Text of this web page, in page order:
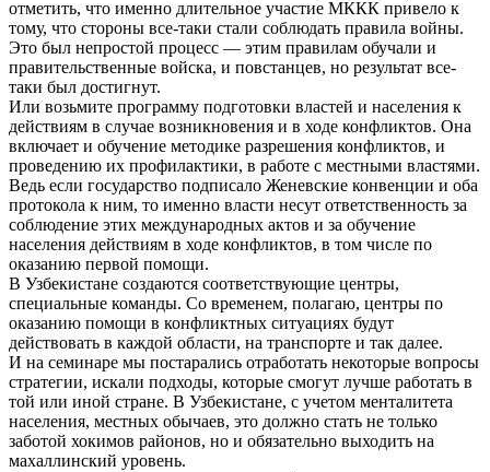
отметить, что именно длительное участие МККК привело к
тому, что стороны все-таки стали соблюдать правила войны.
Это был непростой процесс — этим правилам обучали и
правительственные войска, и повстанцев, но результат все-
таки был достигнут.
Или возьмите программу подготовки властей и населения к
действиям в случае возникновения и в ходе конфликтов. Она
включает и обучение методике разрешения конфликтов, и
проведению их профилактики, в работе с местными властями.
Ведь если государство подписало Женевские конвенции и оба
протокола к ним, то именно власти несут ответственность за
соблюдение этих международных актов и за обучение
населения действиям в ходе конфликтов, в том числе по
оказанию первой помощи.
В Узбекистане создаются соответствующие центры,
специальные команды. Со временем, полагаю, центры по
оказанию помощи в конфликтных ситуациях будут
действовать в каждой области, на транспорте и так далее.
И на семинаре мы постарались отработать некоторые вопросы
стратегии, искали подходы, которые смогут лучше работать в
той или иной стране. В Узбекистане, с учетом менталитета
населения, местных обычаев, это должно стать не только
заботой хокимов районов, но и обязательно выходить на
махаллинский уровень.